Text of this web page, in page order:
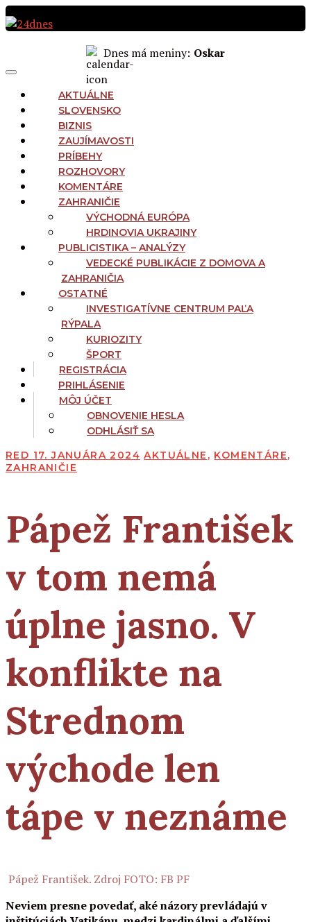
Preskočiť
na
Dnes má meniny: Oskar
Menu
AKTUÁLNE
SLOVENSKO
BIZNIS
ZAUJÍMAVOSTI
PRÍBEHY
ROZHOVORY
KOMENTÁRE
ZAHRANIČIE
VÝCHODNÁ EURÓPA
HRDINOVIA UKRAJINY
PUBLICISTIKA – ANALÝZY
VEDECKÉ PUBLIKÁCIE Z DOMOVA A
ZAHRANIČIA
OSTATNÉ
INVESTIGATÍVNE CENTRUM PAĽA
RÝPALA
KURIOZITY
ŠPORT
REGISTRÁCIA
PRIHLÁSENIE
MÔJ ÚČET
OBNOVENIE HESLA
ODHLÁSIŤ SA
RED 17. JANUÁRA 2024 AKTUÁLNE , KOMENTÁRE,
ZAHRANIČIE
Pápež František
v tom nemá
úplne jasno. V
konflikte na
Strednom
východe len
tápe v neznáme
Pápež František. Zdroj FOTO: FB PF
Neviem presne povedať, aké názory prevládajú v